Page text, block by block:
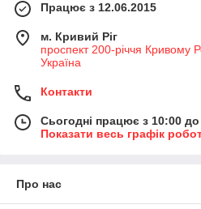
Працює з 12.06.2015
м. Кривий Ріг
проспект 200-річчя Кривому
Україна
Контакти
Сьогодні працює з 10:00
Показати весь графік
Про нас